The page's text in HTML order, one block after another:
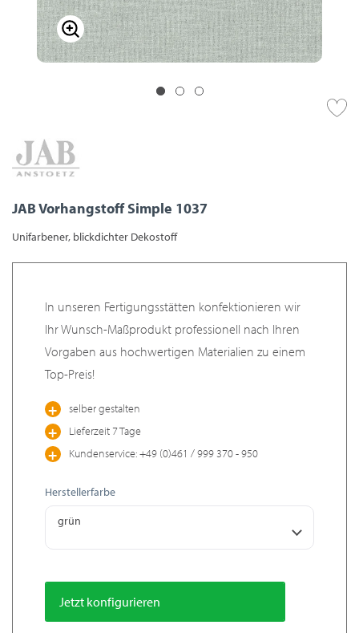
JAB Vorhangstoff Simple 1037
Unifarbener, blickdichter Dekostoff
In unseren Fertigungsstätten konfektionieren wir
Ihr Wunsch-Maßprodukt professionell nach Ihren
Vorgaben aus hochwertigen Materialien zu einem
Top-Preis!
selber gestalten
Lieferzeit 7 Tage
Kundenservice: +49 (0)461 / 999 370 - 950
Herstellerfarbe
grün
Jetzt konfigurieren